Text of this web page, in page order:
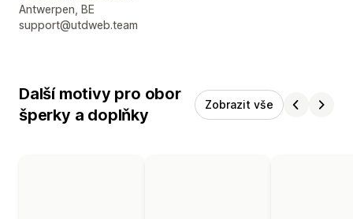
Kontaktní údaje designéra
Antwerpen, BE
support@utdweb.team
Další motivy pro obor
šperky a doplňky
Zobrazit vše